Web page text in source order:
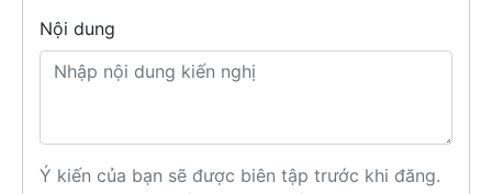
Nội dung
Ý kiến của bạn sẽ được biên tập trước khi đăng.